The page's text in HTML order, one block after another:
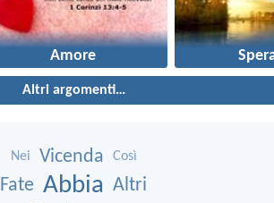
Amore
Altri argomenti…
Nei Vicenda Così
Fate Abbia Altri